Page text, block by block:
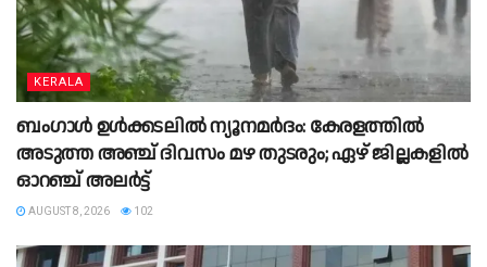
KERALA
ബംഗാൾ ഉൾക്കടലിൽ ന്യൂനമർദം: കേരളത്തിൽ
അടുത്ത അഞ്ച് ദിവസം മഴ തുടരും; ഏഴ് ജില്ലകളിൽ
ഓറഞ്ച് അലർട്ട്
AUGUST 8, 2026 102